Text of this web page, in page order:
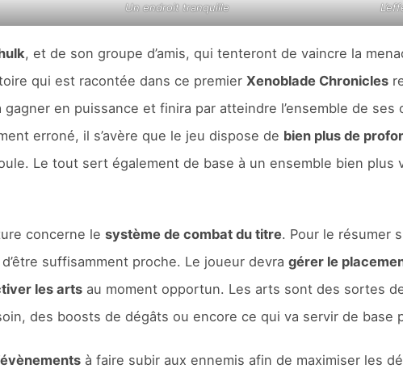
Un endroit tranquille
, et de son groupe d’amis, qui tenteront de vaincre la
qui est racontée dans ce premier Xenoblade Chronicles
en puissance et finira par atteindre l’ensemble de ses
erroné, il s’avère que le jeu dispose de bien plus de
Le tout sert également de base à un ensemble bien plus
concerne le système de combat du titre. Pour le résumer
suffisamment proche. Le joueur devra gérer le
les artsau moment opportun. Les arts sont des sortes
des boosts de dégâts ou encore ce qui va servir de base
à faire subir aux ennemis afin de maximiser les